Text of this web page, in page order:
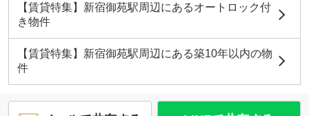
【賃貸特集】新宿御苑駅周辺にあるオートロック付
き物件
【賃貸特集】新宿御苑駅周辺にある築10年以内の物
件